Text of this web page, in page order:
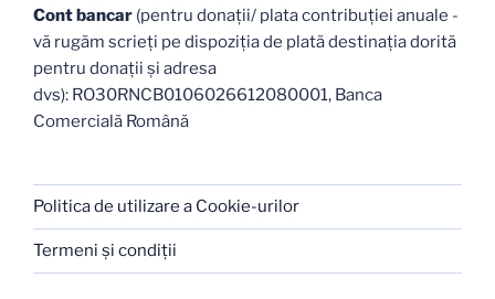
Cont bancar (pentru donații/ plata contribuției anuale -
vă rugăm scrieți pe dispoziția de plată destinația dorită
pentru donații și adresa
dvs): RO30RNCB0106026612080001, Banca
Comercială Română
Politica de utilizare a Cookie-urilor
Termeni şi condiţii